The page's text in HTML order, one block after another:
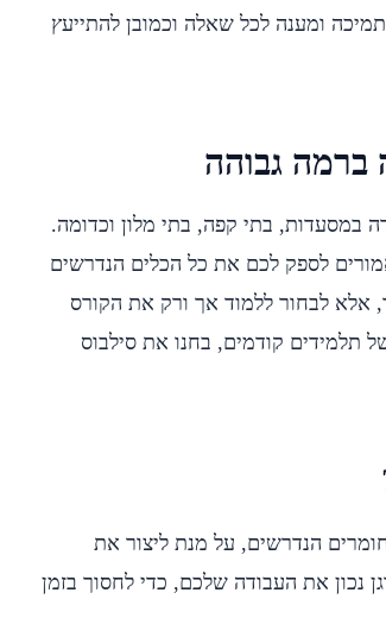
ומענה לכל שאלה וכמובן להתייעץ
ברמה גבוהה
במסעדות, בתי קפה, בתי מלון וכדומה.
לספק לכם את כל הכלים הנדרשים
אלא לבחור ללמוד אך ורק את הקורס
תלמידים קודמים, בחנו את סילבוס
הנדרשים, על מנת ליצור את
נכון את העבודה שלכם, כדי לחסוך בזמן